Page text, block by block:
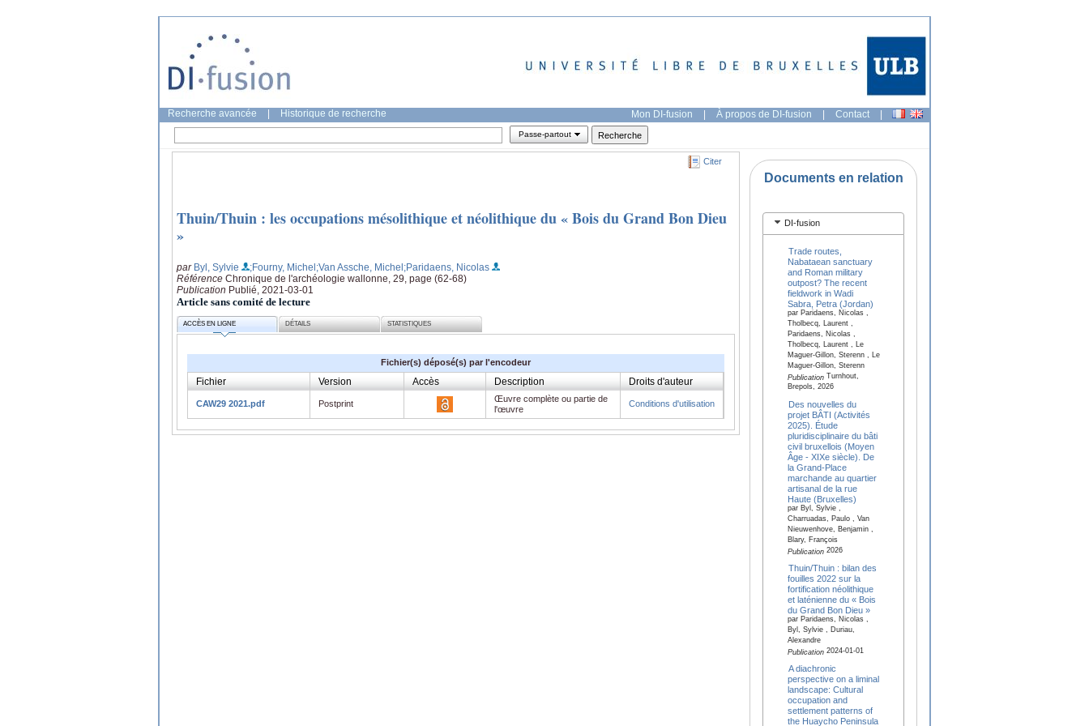
Recherche avancée Historique de recherche Mon DI-fusion | À propos de DI-fusion | Contact |
Passe-partout
Citer
Thuin/Thuin : les occupations mésolithique et néolithique du « Bois du Grand Bon Dieu
»
par Byl, Sylvie ;Fourny, Michel;Van Assche, Michel;Paridaens, Nicolas
Référence Chronique de l'archéologie wallonne, 29, page (62-68)
Publication Publié, 2021-03-01
Article sans comité de lecture
ACCÈS EN LIGNE DÉTAILS STATISTIQUES
Fichier(s) déposé(s) par l'encodeur
Fichier Version Accès Description Droits d'auteur
CAW29 2021.pdf Postprint
Œuvre complète ou partie de
l'œuvre
Conditions d'utilisation
Documents en relation
DI-fusion
Trade routes,
Nabataean sanctuary
and Roman military
outpost? The recent
fieldwork in Wadi
Sabra, Petra (Jordan)
par Paridaens, Nicolas ,
Tholbecq, Laurent ,
Paridaens, Nicolas ,
Tholbecq, Laurent , Le
Maguer-Gillon, Sterenn , Le
Maguer-Gillon, Sterenn
PublicationTurnhout,
Brepols, 2026
Des nouvelles du
projet BÂTI (Activités
2025). Étude
pluridisciplinaire du bâti
civil bruxellois (Moyen
Âge - XIXe siècle). De
la Grand-Place
marchande au quartier
artisanal de la rue
Haute (Bruxelles)
par Byl, Sylvie ,
Charruadas, Paulo , Van
Nieuwenhove, Benjamin ,
Blary, François
Publication2026
Thuin/Thuin : bilan des
fouilles 2022 sur la
fortification néolithique
et laténienne du « Bois
du Grand Bon Dieu »
par Paridaens, Nicolas ,
Byl, Sylvie , Duriau,
Alexandre
Publication2024-01-01
A diachronic
perspective on a liminal
landscape: Cultural
occupation and
settlement patterns of
the Huaycho Peninsula